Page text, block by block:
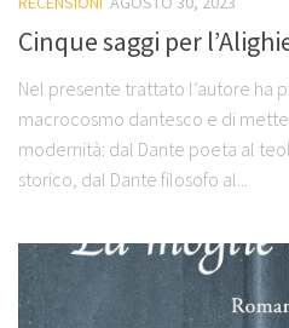
Cinque saggi per
Nel presente trattato l’autore ha
macrocosmo dantesco e di
modernità: dal Dante poeta al
storico, dal Dante filosofo al...